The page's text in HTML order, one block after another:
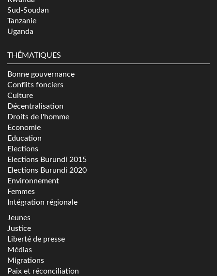
Sud-Soudan
Tanzanie
Uganda
THÉMATIQUES
Bonne gouvernance
Conflits fonciers
Culture
Décentralisation
Droits de l'homme
Economie
Education
Elections
Elections Burundi 2015
Elections Burundi 2020
Environnement
Femmes
Intégration régionale
Jeunes
Justice
Liberté de presse
Médias
Migrations
Paix et réconciliation